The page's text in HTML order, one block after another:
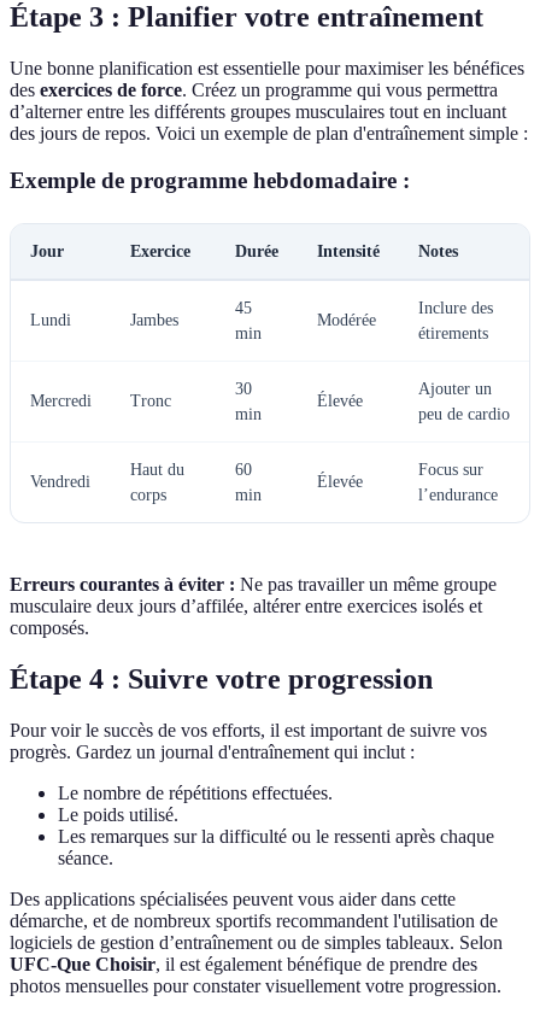
Étape 3 : Planifier votre entraînement
Une bonne planification est essentielle pour maximiser les bénéfices
des exercices de force. Créez un programme qui vous permettra
d’alterner entre les différents groupes musculaires tout en incluant
des jours de repos. Voici un exemple de plan d'entraînement simple :
Exemple de programme hebdomadaire :
Jour Exercice Durée Intensité Notes
Lundi Jambes
45
min
Modérée
Inclure des
étirements
Mercredi Tronc
30
min
Élevée
Ajouter un
peu de cardio
Vendredi
Haut du
corps
60
min
Élevée
Focus sur
l’endurance
Erreurs courantes à éviter : Ne pas travailler un même groupe
musculaire deux jours d’affilée, altérer entre exercices isolés et
composés.
Étape 4 : Suivre votre progression
Pour voir le succès de vos efforts, il est important de suivre vos
progrès. Gardez un journal d'entraînement qui inclut :
Le nombre de répétitions effectuées.
Le poids utilisé.
Les remarques sur la difficulté ou le ressenti après chaque
séance.
Des applications spécialisées peuvent vous aider dans cette
démarche, et de nombreux sportifs recommandent l'utilisation de
logiciels de gestion d’entraînement ou de simples tableaux. Selon
UFC-Que Choisir, il est également bénéfique de prendre des
photos mensuelles pour constater visuellement votre progression.